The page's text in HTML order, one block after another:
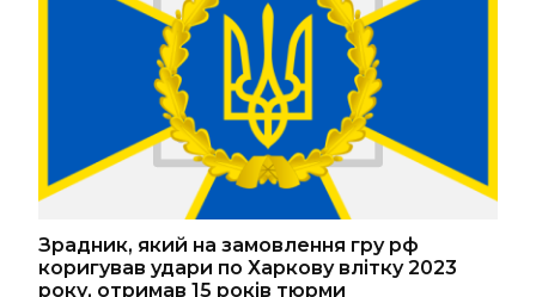
Зрадник, який на замовлення гру рф
коригував удари по Харкову влітку 2023
року, отримав 15 років тюрми